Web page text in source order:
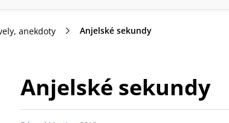
anekdoty Anjelské sekundy
Anjelské sekundy